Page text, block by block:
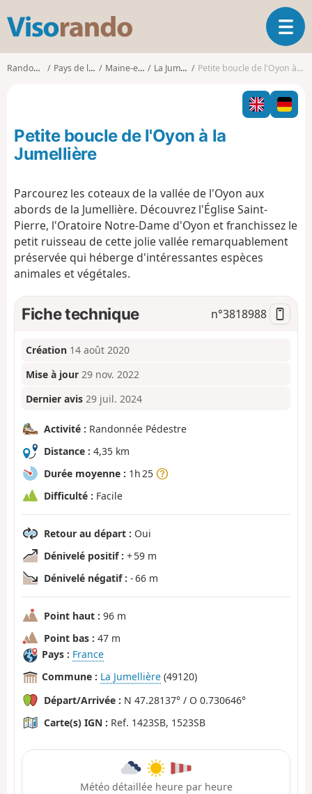
s
o
o
O
u
i
r
l
a
t
Randonnées Pays de la Loire Maine-et-Loire La Jumellière Petite boucle de l'Oyon à la Jumellière
Petite boucle de l'Oyon à la
Jumellière
Parcourez les coteaux de la vallée de l'Oyon aux
abords de la Jumellière. Découvrez l'Église Saint-
Pierre, l'Oratoire Notre-Dame d'Oyon et franchissez le
petit ruisseau de cette jolie vallée remarquablement
préservée qui héberge d'intéressantes espèces
animales et végétales.
Fiche technique n°3818988
Création 14 août 2020
Mise à jour 29 nov. 2022
Dernier avis 29 juil. 2024
Activité : Randonnée Pédestre
Distance : 4,35 km
Durée moyenne : 1h 25
Difficulté : Facile
Retour au départ : Oui
Dénivelé positif : + 59 m
Dénivelé négatif : - 66 m
Point haut : 96 m
Point bas : 47 m
Pays : France
Commune : La Jumellière (49120)
Départ/Arrivée : N 47.28137° / O 0.730646°
Carte(s) IGN : Ref. 1423SB, 1523SB
Météo détaillée heure par heure